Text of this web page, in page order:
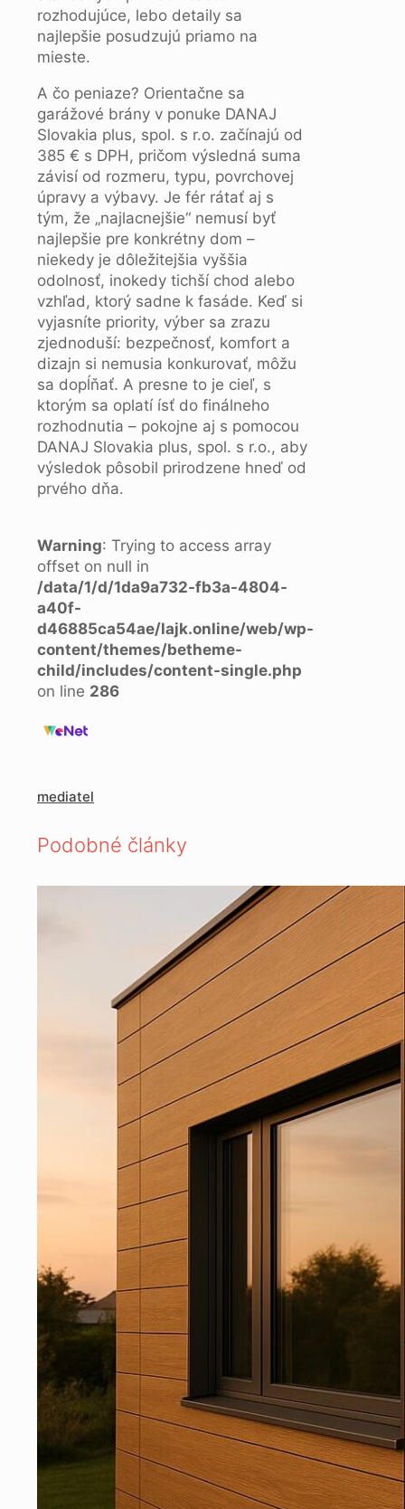
rozhodujúce, lebo detaily sa
najlepšie posudzujú priamo na
mieste.
A čo peniaze? Orientačne sa
garážové brány v ponuke DANAJ
Slovakia plus, spol. s r.o. začínajú od
385 € s DPH, pričom výsledná suma
závisí od rozmeru, typu, povrchovej
úpravy a výbavy. Je fér rátať aj s
tým, že „najlacnejšie“ nemusí byť
najlepšie pre konkrétny dom –
niekedy je dôležitejšia vyššia
odolnosť, inokedy tichší chod alebo
vzhľad, ktorý sadne k fasáde. Keď si
vyjasníte priority, výber sa zrazu
zjednoduší: bezpečnosť, komfort a
dizajn si nemusia konkurovať, môžu
sa dopĺňať. A presne to je cieľ, s
ktorým sa oplatí ísť do finálneho
rozhodnutia – pokojne aj s pomocou
DANAJ Slovakia plus, spol. s r.o., aby
výsledok pôsobil prirodzene hneď od
prvého dňa.
Warning: Trying to access array
offset on null in
/data/1/d/1da9a732-fb3a-4804-
a40f-
d46885ca54ae/lajk.online/web/wp-
content/themes/betheme-
child/includes/content-single.php
on line 286
mediatel
Podobné články